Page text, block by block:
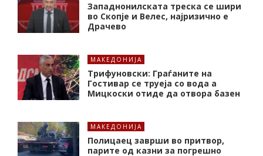
Западнонилската треска се шири
во Скопје и Велес, најризично е
Драчево
МАКЕДОНИЈА
Трифуновски: Граѓаните на
Гостивар се труеја со вода а
Мицкоски отиде да отвора базен
МАКЕДОНИЈА
Полицаец заврши во притвор,
парите од казни за погрешно